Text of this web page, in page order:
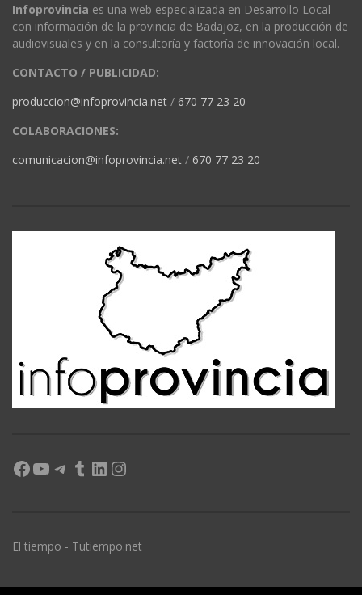
Infoprovincia es una web especializada en Desarrollo Local
con información de la provincia de Badajoz, en la producción de
audiovisuales y en la consultoría y factoría de innovación local.
CONTACTO / PUBLICIDAD:
produccion@infoprovincia.net / 670 77 23 20
COLABORACIONES:
comunicacion@infoprovincia.net / 670 77 23 20
Facebook
YouTube
Telegram
Tumblr
LinkedIn
Instagram
El tiempo - Tutiempo.net